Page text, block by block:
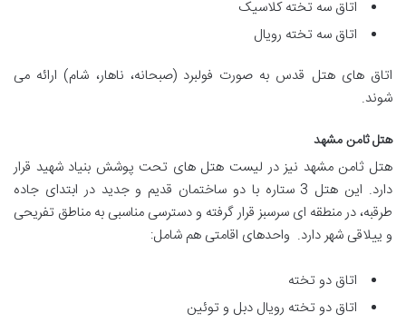
اتاق سه تخته کلاسیک
اتاق سه تخته رویال
اتاق های هتل قدس به صورت فولبرد (صبحانه، ناهار، شام) ارائه می
شوند.
هتل ثامن مشهد
هتل ثامن مشهد نیز در لیست هتل های تحت پوشش بنیاد شهید قرار
دارد. این هتل 3 ستاره با دو ساختمان قدیم و جدید در ابتدای جاده
طرقبه، در منطقه ای سرسبز قرار گرفته و دسترسی مناسبی به مناطق تفریحی
و ییلاقی شهر دارد. واحدهای اقامتی هم شامل:
اتاق دو تخته
اتاق دو تخته رویال دبل و توئین